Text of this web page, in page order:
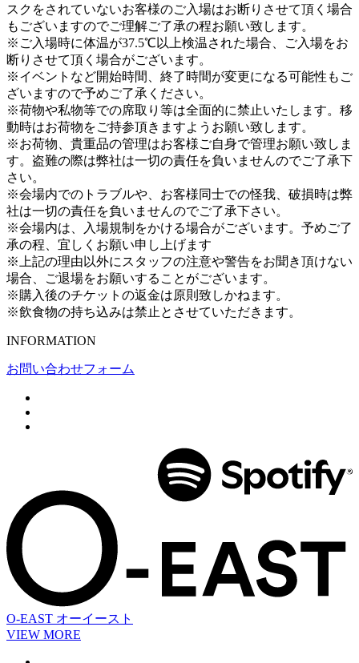
スクをされていないお客様のご入場はお断りさせて頂く場合
もございますのでご理解ご了承の程お願い致します。
※ご入場時に体温が37.5℃以上検温された場合、ご入場をお
断りさせて頂く場合がございます。
※イベントなど開始時間、終了時間が変更になる可能性もご
ざいますので予めご了承ください。
※荷物や私物等での席取り等は全面的に禁止いたします。移
動時はお荷物をご持参頂きますようお願い致します。
※お荷物、貴重品の管理はお客様ご自身で管理お願い致しま
す。盗難の際は弊社は一切の責任を負いませんのでご了承下
さい。
※会場内でのトラブルや、お客様同士での怪我、破損時は弊
社は一切の責任を負いませんのでご了承下さい。
※会場内は、入場規制をかける場合がございます。予めご了
承の程、宜しくお願い申し上げます
※上記の理由以外にスタッフの注意や警告をお聞き頂けない
場合、ご退場をお願いすることがございます。
※購入後のチケットの返金は原則致しかねます。
※飲食物の持ち込みは禁止とさせていただきます。
INFORMATION
お問い合わせフォーム
O-EAST オーイースト
VIEW MORE